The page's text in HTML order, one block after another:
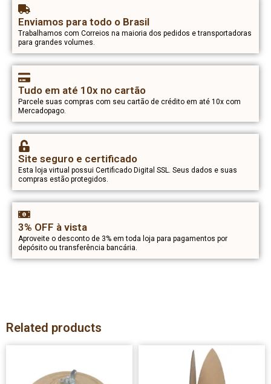
Enviamos para todo o Brasil
Trabalhamos com Correios na maioria dos pedidos e transportadoras
para grandes volumes.
Tudo em até 10x no cartão
Parcele suas compras com seu cartão de crédito em até 10x com
Mercadopago.
Site seguro e certificado
Esta loja virtual possui Certificado Digital SSL. Seus dados e suas
compras estão protegidos.
3% OFF à vista
Aproveite o desconto de 3% em toda loja para pagamentos por
depósito ou transferência bancária.
Related products